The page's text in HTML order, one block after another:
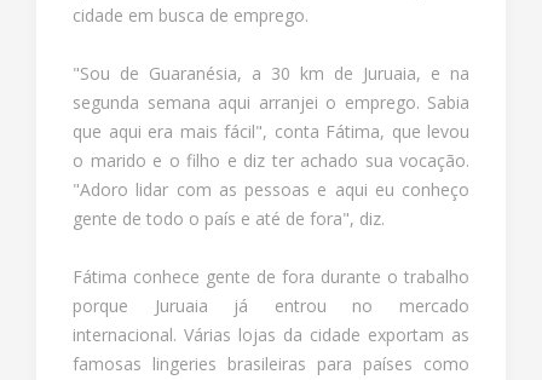
cidade em busca de emprego.
"Sou de Guaranésia, a 30 km de Juruaia, e na
segunda semana aqui arranjei o emprego. Sabia
que aqui era mais fácil", conta Fátima, que levou
o marido e o filho e diz ter achado sua vocação.
"Adoro lidar com as pessoas e aqui eu conheço
gente de todo o país e até de fora", diz.
Fátima conhece gente de fora durante o trabalho
porque Juruaia já entrou no mercado
internacional. Várias lojas da cidade exportam as
famosas lingeries brasileiras para países como